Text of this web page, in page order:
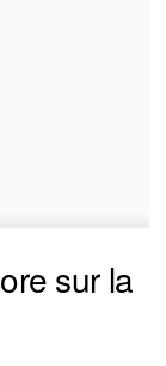
sur la